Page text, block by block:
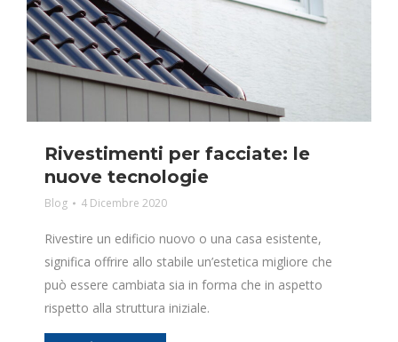
Rivestimenti per facciate: le
nuove tecnologie
Blog 4 Dicembre 2020
Rivestire un edificio nuovo o una casa esistente,
significa offrire allo stabile un’estetica migliore che
può essere cambiata sia in forma che in aspetto
rispetto alla struttura iniziale.